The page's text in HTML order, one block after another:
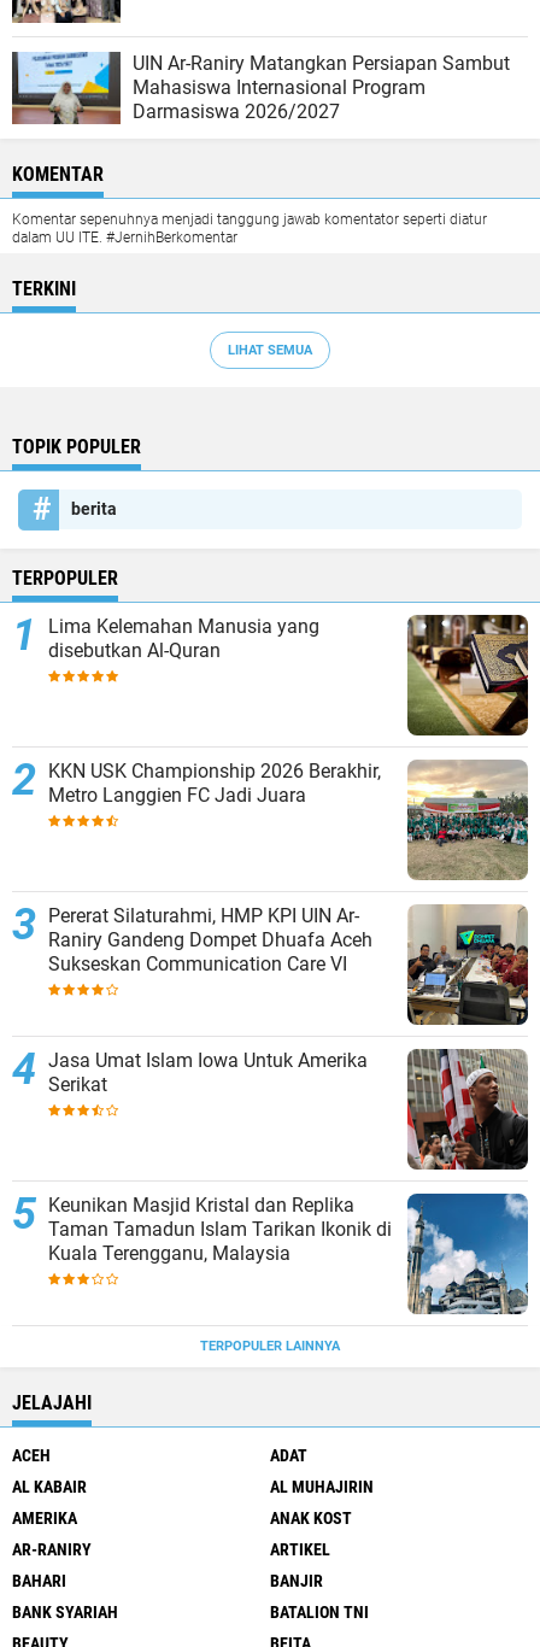
UIN Ar-Raniry Matangkan Persiapan Sambut
Mahasiswa Internasional Program
Darmasiswa 2026/2027
KOMENTAR
Komentar sepenuhnya menjadi tanggung jawab komentator seperti diatur
dalam UU ITE. #JernihBerkomentar
TERKINI
LIHAT SEMUA
TOPIK POPULER
berita
TERPOPULER
Lima Kelemahan Manusia yang
disebutkan Al-Quran
KKN USK Championship 2026 Berakhir,
Metro Langgien FC Jadi Juara
Pererat Silaturahmi, HMP KPI UIN Ar-
Raniry Gandeng Dompet Dhuafa Aceh
Sukseskan Communication Care VI
Jasa Umat Islam Iowa Untuk Amerika
Serikat
Keunikan Masjid Kristal dan Replika
Taman Tamadun Islam Tarikan Ikonik di
Kuala Terengganu, Malaysia
TERPOPULER LAINNYA
JELAJAHI
ACEH
ADAT
AL KABAIR
AL MUHAJIRIN
AMERIKA
ANAK KOST
AR-RANIRY
ARTIKEL
BAHARI
BANJIR
BANK SYARIAH
BATALION TNI